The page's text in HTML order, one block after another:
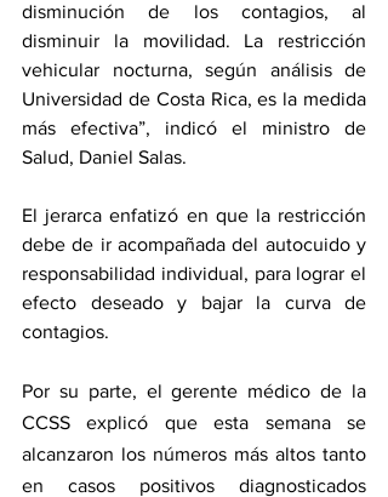
disminución de los contagios, al
disminuir la movilidad. La restricción
vehicular nocturna, según análisis de
Universidad de Costa Rica, es la medida
más efectiva”, indicó el ministro de
Salud, Daniel Salas.
El jerarca enfatizó en que la restricción
debe de ir acompañada del autocuido y
responsabilidad individual, para lograr el
efecto deseado y bajar la curva de
contagios.
Por su parte, el gerente médico de la
CCSS explicó que esta semana se
alcanzaron los números más altos tanto
en casos positivos diagnosticados